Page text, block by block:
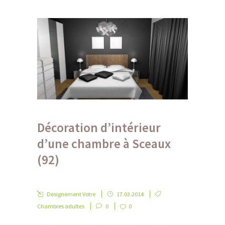
Décoration d’intérieur
d’une chambre à Sceaux
(92)
Designement Votre
17.03.2014
Chambres adultes
0 0